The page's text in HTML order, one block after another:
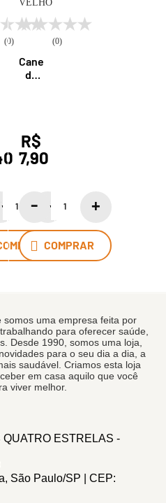
(0) (0)
Canela
de
R$
7,90
COMPRAR
uma empresa feita por
para oferecer saúde,
Desde 1990, somos uma loja,
para o seu dia a dia, a
saudável. Criamos esta loja
em casa aquilo que você
viver melhor.
ESTRELAS -
São Paulo/SP | CEP: